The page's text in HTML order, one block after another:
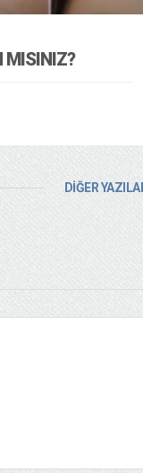
MISINIZ?
DİĞER